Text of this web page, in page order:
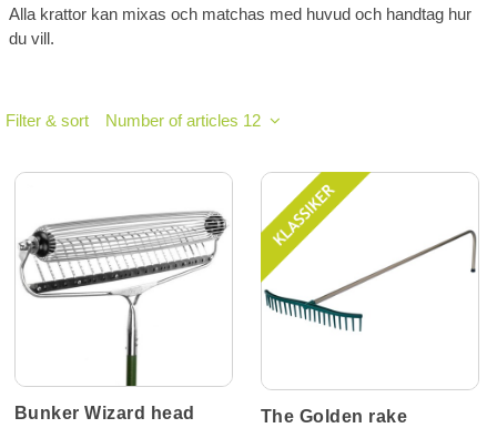
Alla krattor kan mixas och matchas med huvud och handtag hur
du vill.
Filter & sort Number of articles 12
Bunker Wizard head The Golden rake